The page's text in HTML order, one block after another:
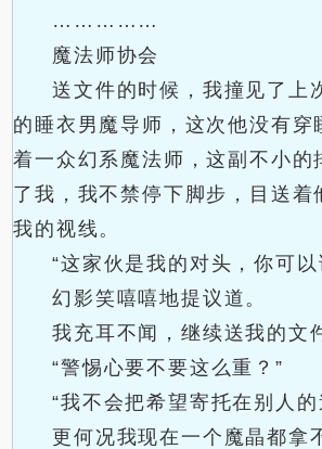
……………
魔法师协会
送文件的时候，我撞见了上
的睡衣男魔导师，这次他没有穿
着一众幻系魔法师，这副不小的
了我，我不禁停下脚步，目送着
我的视线。
“这家伙是我的对头，你可以
幻影笑嘻嘻地提议道。
我充耳不闻，继续送我的文
“警惕心要不要这么重？”
“我不会把希望寄托在别人的
更何况我现在一个魔晶都拿